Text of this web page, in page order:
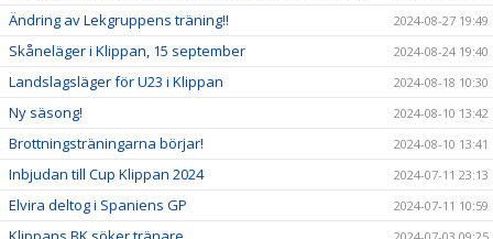
Ändring av Lekgruppens träning!! 2024-08-27 19:49
Skåneläger i Klippan, 15 september 2024-08-24 19:40
Landslagsläger för U23 i Klippan 2024-08-18 10:30
Ny säsong! 2024-08-10 13:42
Brottningsträningarna börjar! 2024-08-10 13:41
Inbjudan till Cup Klippan 2024 2024-07-11 23:13
Elvira deltog i Spaniens GP 2024-07-11 10:59